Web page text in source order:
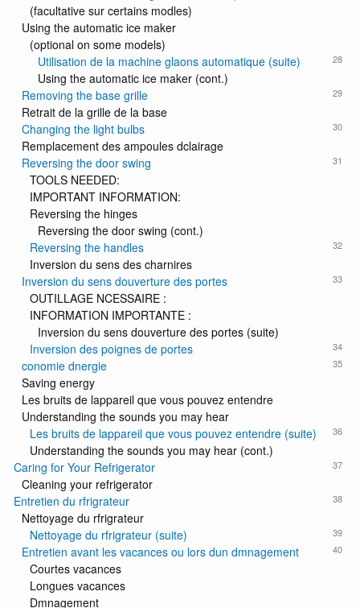
(facultative sur certains modles)
Using the automatic ice maker
(optional on some models)
28
Utilisation de la machine glaons automatique (suite)
Using the automatic ice maker (cont.)
29
Removing the base grille
Retrait de la grille de la base
30
Changing the light bulbs
Remplacement des ampoules dclairage
31
Reversing the door swing
TOOLS NEEDED:
IMPORTANT INFORMATION:
Reversing the hinges
Reversing the door swing (cont.)
32
Reversing the handles
Inversion du sens des charnires
33
Inversion du sens douverture des portes
OUTILLAGE NCESSAIRE :
INFORMATION IMPORTANTE :
Inversion du sens douverture des portes (suite)
34
Inversion des poignes de portes
35
conomie dnergie
Saving energy
Les bruits de lappareil que vous pouvez entendre
Understanding the sounds you may hear
36
Les bruits de lappareil que vous pouvez entendre (suite)
Understanding the sounds you may hear (cont.)
37
Caring for Your Refrigerator
Cleaning your refrigerator
38
Entretien du rfrigrateur
Nettoyage du rfrigrateur
39
Nettoyage du rfrigrateur (suite)
40
Entretien avant les vacances ou lors dun dmnagement
Courtes vacances
Longues vacances
Dmnagement